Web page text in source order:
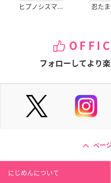
ヒプノシスマ... 忍た
フォローしてより
ペー
にじめんについて